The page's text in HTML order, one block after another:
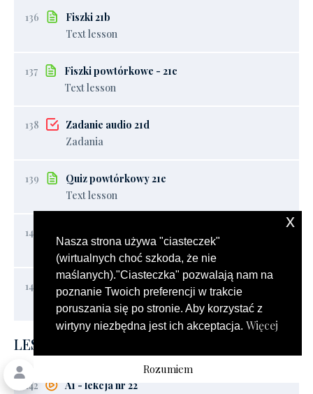
136
Fiszki 21b
Text lesson
137
Fiszki powtórkowe - 21c
Text lesson
138
Zadanie audio 21d
Zadania
139
Quiz powtórkowy 21e
Text lesson
140
1 min
141
Zadanie pisemne 21f
Zadania
LESSON 22
142 A1 - lekcja nr 22
Nasza strona używa "ciasteczek"
(wirtualnych choć szkoda, że nie
maślanych)."Ciasteczka" pozwalają nam na
poznanie Twoich preferencji w trakcie
poruszania się po stronie. Aby korzystać z
wirtyny niezbędna jest ich akceptacja. Więcej
Rozumiem
x